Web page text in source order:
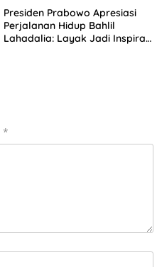
Presiden Prabowo Apresiasi
Perjalanan Hidup Bahlil
Lahadalia: Layak Jadi Inspirasi
*